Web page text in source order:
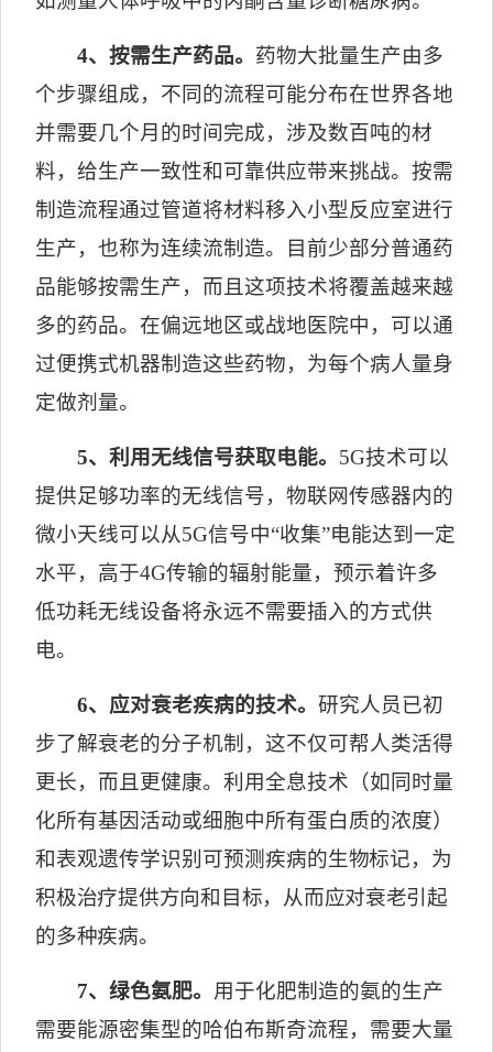
4、按需生产药品。 药物大批量生产由多
个步骤组成，不同的流程可能分布在世界各地
并需要几个月的时间完成，涉及数百吨的材
料，给生产一致性和可靠供应带来挑战。按需
制造流程通过管道将材料移入小型反应室进行
生产，也称为连续流制造。目前少部分普通药
品能够按需生产，而且这项技术将覆盖越来越
多的药品。在偏远地区或战地医院中，可以通
过便携式机器制造这些药物，为每个病人量身
定做剂量。
5、利用无线信号获取电能。 5G技术可以
提供足够功率的无线信号，物联网传感器内的
微小天线可以从5G信号中“收集”电能达到一定
水平，高于4G传输的辐射能量，预示着许多
低功耗无线设备将永远不需要插入的方式供
电。
6、应对衰老疾病的技术。 研究人员已初
步了解衰老的分子机制，这不仅可帮人类活得
更长，而且更健康。利用全息技术（如同时量
化所有基因活动或细胞中所有蛋白质的浓度）
和表观遗传学识别可预测疾病的生物标记，为
积极治疗提供方向和目标，从而应对衰老引起
的多种疾病。
7、绿色氨肥。
用于化肥制造的氨的生产
需要能源密集型的哈伯布斯奇流程，需要大量